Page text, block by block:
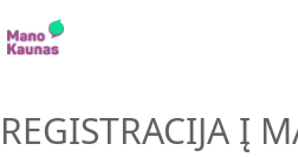
REGISTRACIJA Į